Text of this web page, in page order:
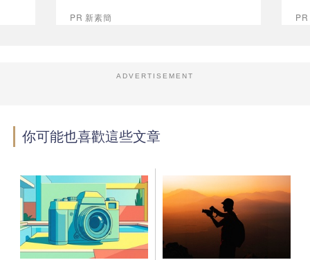
PR 新素簡
ADVERTISEMENT
你可能也喜歡這些文章